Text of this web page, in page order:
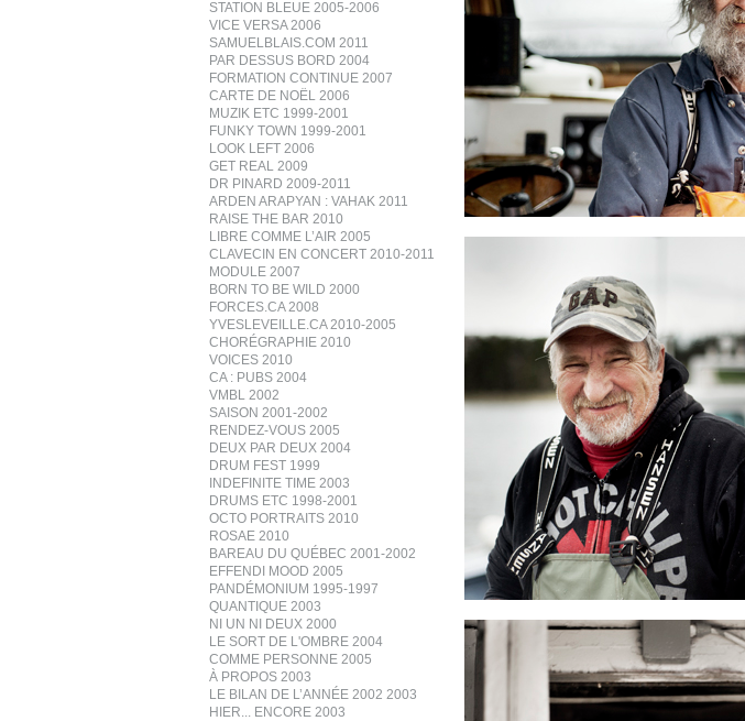
STATION BLEUE 2005-2006
VICE VERSA 2006
SAMUELBLAIS.COM 2011
PAR DESSUS BORD 2004
FORMATION CONTINUE 2007
CARTE DE NOËL 2006
MUZIK ETC 1999-2001
FUNKY TOWN 1999-2001
LOOK LEFT 2006
GET REAL 2009
DR PINARD 2009-2011
ARDEN ARAPYAN : VAHAK 2011
RAISE THE BAR 2010
LIBRE COMME L’AIR 2005
CLAVECIN EN CONCERT 2010-2011
MODULE 2007
BORN TO BE WILD 2000
FORCES.CA 2008
YVESLEVEILLE.CA 2010-2005
CHORÉGRAPHIE 2010
VOICES 2010
CA : PUBS 2004
VMBL 2002
SAISON 2001-2002
RENDEZ-VOUS 2005
DEUX PAR DEUX 2004
DRUM FEST 1999
INDEFINITE TIME 2003
DRUMS ETC 1998-2001
OCTO PORTRAITS 2010
ROSAE 2010
BAREAU DU QUÉBEC 2001-2002
EFFENDI MOOD 2005
PANDÉMONIUM 1995-1997
QUANTIQUE 2003
NI UN NI DEUX 2000
LE SORT DE L'OMBRE 2004
COMME PERSONNE 2005
À PROPOS 2003
LE BILAN DE L’ANNÉE 2002 2003
HIER... ENCORE 2003